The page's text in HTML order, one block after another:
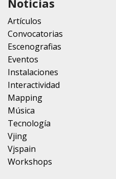
Artículos
Convocatorias
Escenografias
Eventos
Instalaciones
Interactividad
Mapping
Música
Tecnología
Vjing
Vjspain
Workshops